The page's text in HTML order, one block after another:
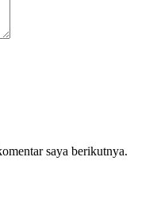
saya berikutnya.